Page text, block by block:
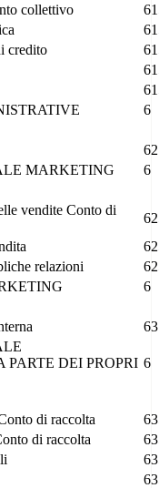
collettivo
credito
6
MARKETING 6
vendite Conto di
relazioni
6
DEI PROPRI 6
di raccolta
di raccolta